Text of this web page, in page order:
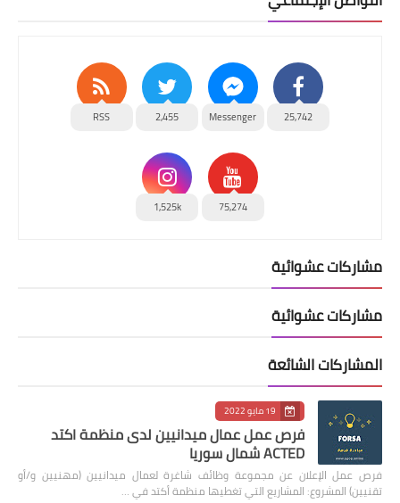
25,742
Messenger
2,455
RSS
75,274
1,525k
مشاركات عشوائية
مشاركات عشوائية
المشاركات الشائعة
19 مايو 2022
فرص عمل عمال ميدانيين لدى منظمة اكتد
ACTED شمال سوريا
فرص عمل الإعلان عن مجموعة وظائف شاغرة لعمال ميدانيين (مهنيين و/أو
تقنيين) المشروع: المشاريع التي تغطيها منظمة أكتد في …